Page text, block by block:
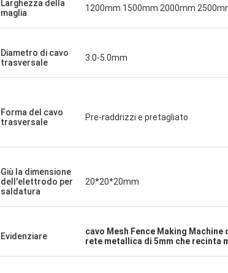
Larghezza della
maglia
1200mm 1500mm 2000mm
Diametro di cavo
trasversale
3.0-5.0mm
Forma del cavo
trasversale
Pre-raddrizzi e pretagliato
Giù la dimensione
dell'elettrodo per
saldatura
20*20*20mm
Evidenziare cavo Mesh Fence Making Machine
rete metallica di 5mm che recinta